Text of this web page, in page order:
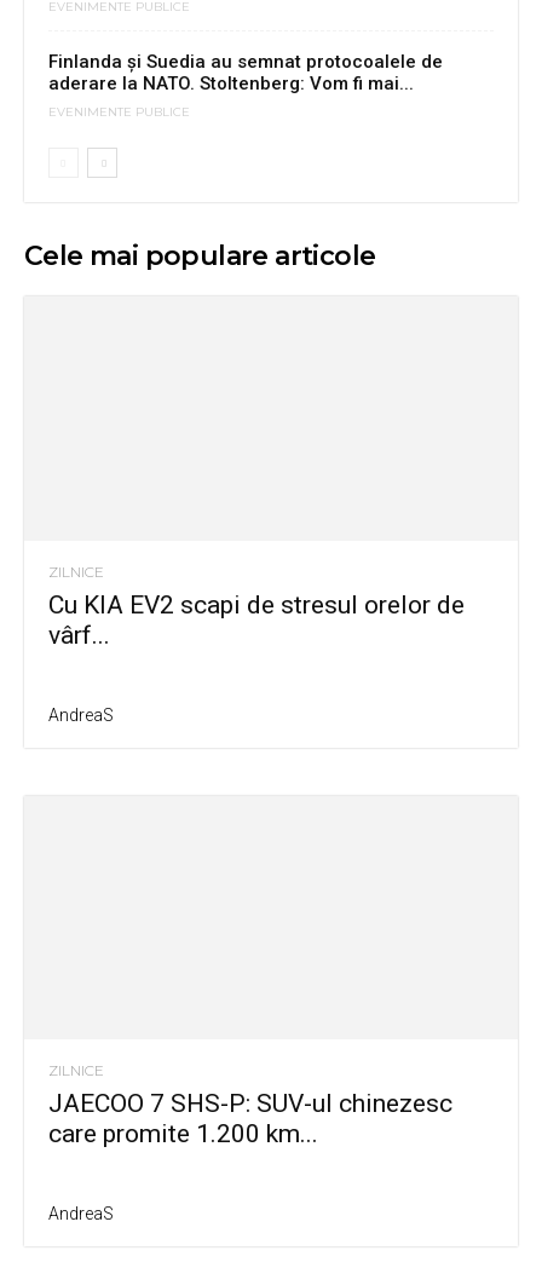
EVENIMENTE PUBLICE
Finlanda și Suedia au semnat protocoalele de
aderare la NATO. Stoltenberg: Vom fi mai...
EVENIMENTE PUBLICE
Cele mai populare articole
ZILNICE
Cu KIA EV2 scapi de stresul orelor de
vârf...
AndreaS
ZILNICE
JAECOO 7 SHS-P: SUV-ul chinezesc
care promite 1.200 km...
AndreaS